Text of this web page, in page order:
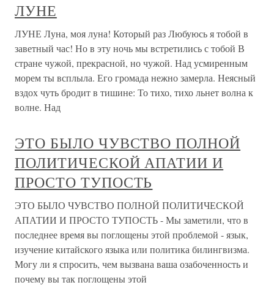
ЛУНЕ
ЛУНЕ Луна, моя луна! Который раз Любуюсь я тобой в
заветный час! Но в эту ночь мы встретились с тобой В
стране чужой, прекрасной, но чужой. Над усмиренным
морем ты всплыла. Его громада нежно замерла. Неясный
вздох чуть бродит в тишине: То тихо, тихо льнет волна к
волне. Над
ЭТО БЫЛО ЧУВСТВО ПОЛНОЙ
ПОЛИТИЧЕСКОЙ АПАТИИ И
ПРОСТО ТУПОСТЬ
ЭТО БЫЛО ЧУВСТВО ПОЛНОЙ ПОЛИТИЧЕСКОЙ
АПАТИИ И ПРОСТО ТУПОСТЬ - Мы заметили, что в
последнее время вы поглощены этой проблемой - язык,
изучение китайского языка или политика билингвизма.
Могу ли я спросить, чем вызвана ваша озабоченность и
почему вы так поглощены этой